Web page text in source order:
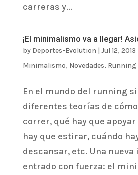
carreras y...
¡El minimalismo va a llegar!
by Deportes-Evolution | Jul 12, 2013
Minimalismo, Novedades, Running
En el mundo del running
diferentes teorías de
correr, qué hay que
hay que estirar, cuándo
descansar, etc. Una nueva
entrado con fuerza: el